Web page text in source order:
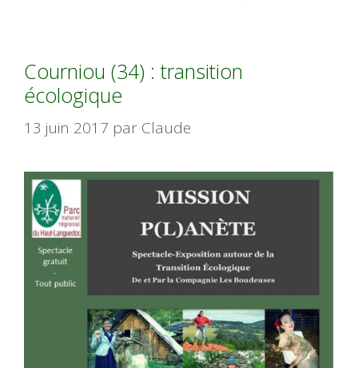
Courniou (34) : transition
écologique
13 juin 2017 par Claude